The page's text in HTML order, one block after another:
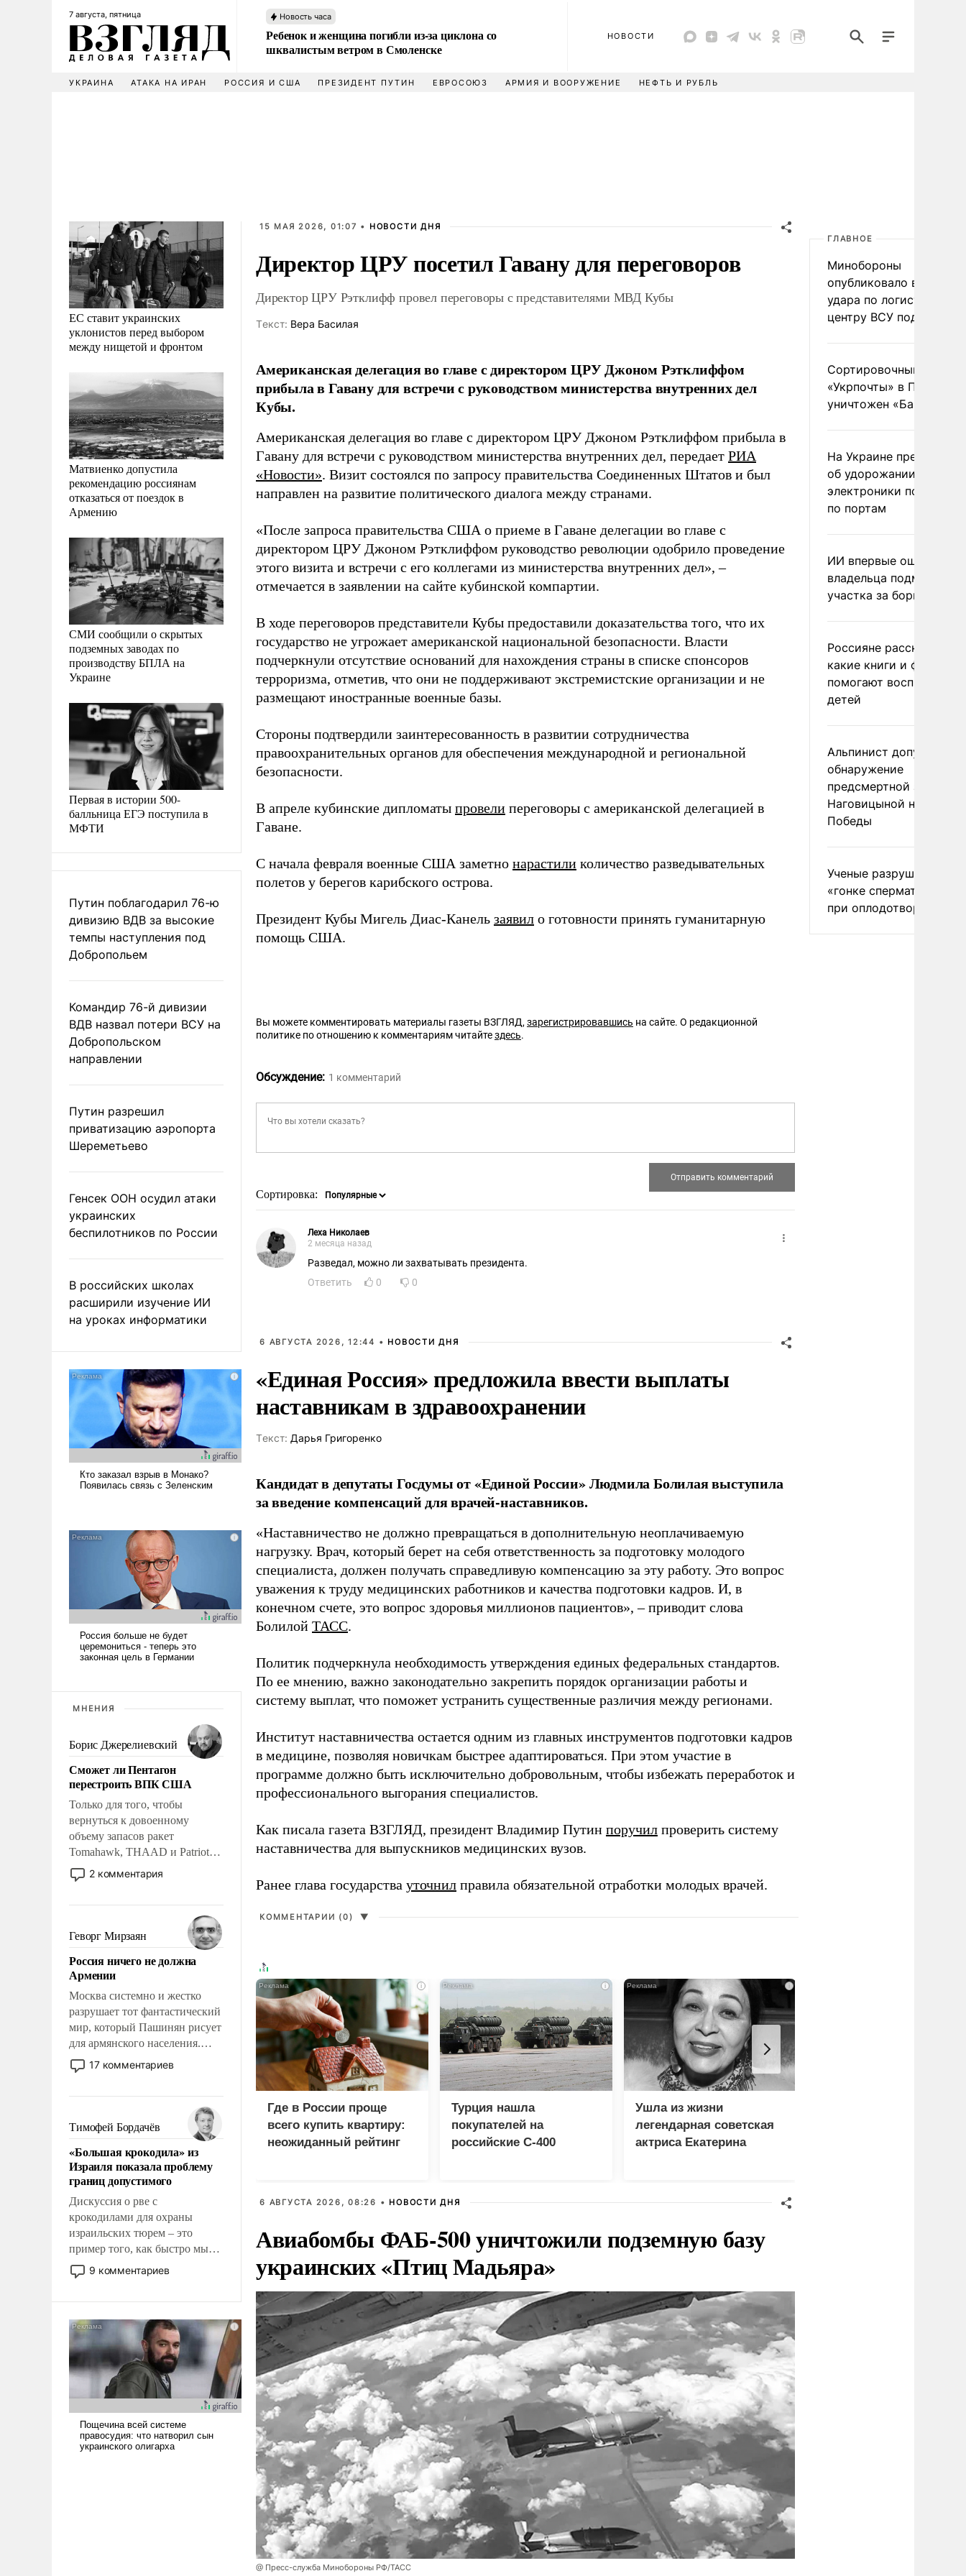
7 августа, пятница Новость часа
Ребенок и женщина погибли из-за циклона со
шквалистым ветром в Смоленске
НОВОСТИ
УКРАИНА АТАКА НА ИРАН РОССИЯ И США ПРЕЗИДЕНТ ПУТИН ЕВРОСОЮЗ АРМИЯ И ВООРУЖЕНИЕ НЕФТЬ И РУБЛЬ
ЕС ставит украинских
уклонистов перед выбором
между нищетой и фронтом
Матвиенко допустила
рекомендацию россиянам
отказаться от поездок в
Армению
СМИ сообщили о скрытых
подземных заводах по
производству БПЛА на
Украине
Первая в истории 500-
балльница ЕГЭ поступила в
МФТИ
Путин поблагодарил 76-ю
дивизию ВДВ за высокие
темпы наступления под
Добропольем
Командир 76-й дивизии
ВДВ назвал потери ВСУ на
Добропольском
направлении
Путин разрешил
приватизацию аэропорта
Шереметьево
Генсек ООН осудил атаки
украинских
беспилотников по России
В российских школах
расширили изучение ИИ
на уроках информатики
МНЕНИЯ
Борис Джерелиевский
Сможет ли Пентагон
перестроить ВПК США
Только для того, чтобы
вернуться к довоенному
объему запасов ракет
Tomahawk, THAAD и Patriot
США потребуется более трех
лет. Даже небольшая война с
Сложившаяся ситуация
означает многолетний период
уязвимости США, например,
перед Китаем.
2 комментария
Геворг Мирзаян
Россия ничего не должна
Армении
Москва системно и жестко
разрушает тот фантастический
мир, который Пашинян рисует
для армянского населения.
Мир, где политические
прожекты будут безусловно
налогоплательщиков и где
Еревану за свои поступки не
нужно отвечать.
17 комментариев
Тимофей Бордачёв
«Большая крокодила» из
Израиля показала проблему
границ допустимого
Дискуссия о рве с
крокодилами для охраны
израильских тюрем – это
пример того, как быстро мы
двигаемся по пути
революционных изменений.
псевдонаучной фантастики,
стало всерьез обсуждаемой
идеей.
9 комментариев
15 МАЯ 2026, 01:07 • НОВОСТИ ДНЯ
Директор ЦРУ посетил Гавану для переговоров
Директор ЦРУ Рэтклифф провел переговоры с представителями МВД Кубы
Tекст: Вера Басилая
Американская делегация во главе с директором ЦРУ Джоном Рэтклиффом
прибыла в Гавану для встречи с руководством министерства внутренних дел
Кубы.
Американская делегация во главе с директором ЦРУ Джоном Рэтклиффом прибыла в
Гавану для встречи с руководством министерства внутренних дел, передает РИА
«Новости». Визит состоялся по запросу правительства Соединенных Штатов и был
направлен на развитие политического диалога между странами.
«После запроса правительства США о приеме в Гаване делегации во главе с
директором ЦРУ Джоном Рэтклиффом руководство революции одобрило проведение
этого визита и встречи с его коллегами из министерства внутренних дел», –
отмечается в заявлении на сайте кубинской компартии.
В ходе переговоров представители Кубы предоставили доказательства того, что их
государство не угрожает американской национальной безопасности. Власти
подчеркнули отсутствие оснований для нахождения страны в списке спонсоров
терроризма, отметив, что они не поддерживают экстремистские организации и не
размещают иностранные военные базы.
Стороны подтвердили заинтересованность в развитии сотрудничества
правоохранительных органов для обеспечения международной и региональной
безопасности.
В апреле кубинские дипломаты провели переговоры с американской делегацией в
Гаване.
С начала февраля военные США заметно нарастили количество разведывательных
полетов у берегов карибского острова.
Президент Кубы Мигель Диас-Канель заявил о готовности принять гуманитарную
помощь США.
Вы можете комментировать материалы газеты ВЗГЛЯД, зарегистрировавшись на сайте. О редакционной
политике по отношению к комментариям читайтездесь.
Обсуждение: 1 комментарий
Сортировка:
Леха Николаев
2 месяца назад
Разведал, можно ли захватывать президента.
Ответить
0 0
6 АВГУСТА 2026, 12:44 • НОВОСТИ ДНЯ
«Единая Россия» предложила ввести выплаты
наставникам в здравоохранении
Tекст: Дарья Григоренко
Кандидат в депутаты Госдумы от «Единой России» Людмила Болилая выступила
за введение компенсаций для врачей-наставников.
«Наставничество не должно превращаться в дополнительную неоплачиваемую
нагрузку. Врач, который берет на себя ответственность за подготовку молодого
специалиста, должен получать справедливую компенсацию за эту работу. Это вопрос
уважения к труду медицинских работников и качества подготовки кадров. И, в
конечном счете, это вопрос здоровья миллионов пациентов», – приводит слова
Болилой ТАСС.
Политик подчеркнула необходимость утверждения единых федеральных стандартов.
По ее мнению, важно законодательно закрепить порядок организации работы и
систему выплат, что поможет устранить существенные различия между регионами.
Институт наставничества остается одним из главных инструментов подготовки кадров
в медицине, позволяя новичкам быстрее адаптироваться. При этом участие в
программе должно быть исключительно добровольным, чтобы избежать переработок и
профессионального выгорания специалистов.
Как писала газета ВЗГЛЯД, президент Владимир Путин поручил проверить систему
наставничества для выпускников медицинских вузов.
Ранее глава государства уточнил правила обязательной отработки молодых врачей.
КОММЕНТАРИИ (0) ▼
i
Где в России проще
всего купить квартиру:
неожиданный рейтинг
i
Турция нашла
покупателей на
российские C-400
i
Ушла из жизни
легендарная советская
актриса Екатерина
6 АВГУСТА 2026, 08:26 • НОВОСТИ ДНЯ
Авиабомбы ФАБ-500 уничтожили подземную базу
украинских «Птиц Мадьяра»
@ Пресс-служба Минобороны РФ/ТАСС
ГЛАВНОЕ
Минобороны
опубликовало видео
удара по
центру ВСУ под Киевом
Сортировочный пункт
«Укрпочты» в
уничтожен
На Украине
об удорожании
электроники после
по портам
ИИ впервые
владельца
участка за борщевик
Россияне рассказали,
какие книги и фильмы
помогают воспитывать
детей
Альпинист допустил
обнаружение
предсмертной записки
Наговицыной на пике
Победы
Ученые разрушили миф
«гонке
при оплодотворении